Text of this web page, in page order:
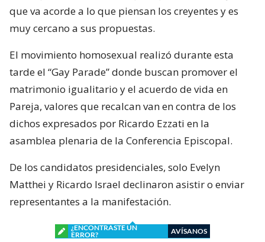
que va acorde a lo que piensan los creyentes y es
muy cercano a sus propuestas.
El movimiento homosexual realizó durante esta
tarde el “Gay Parade” donde buscan promover el
matrimonio igualitario y el acuerdo de vida en
Pareja, valores que recalcan van en contra de los
dichos expresados por Ricardo Ezzati en la
asamblea plenaria de la Conferencia Episcopal.
De los candidatos presidenciales, solo Evelyn
Matthei y Ricardo Israel declinaron asistir o enviar
representantes a la manifestación.
¿ENCONTRASTE UN
ERROR?
AVÍSANOS